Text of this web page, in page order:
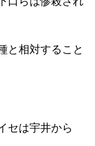
と相対すること
セは宇井から